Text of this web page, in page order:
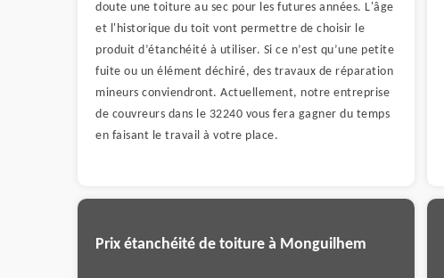
doute une toiture au sec pour les futures années. L'âge
et l'historique du toit vont permettre de choisir le
produit d’étanchéité à utiliser. Si ce n’est qu’une petite
fuite ou un élément déchiré, des travaux de réparation
mineurs conviendront. Actuellement, notre entreprise
de couvreurs dans le 32240 vous fera gagner du temps
en faisant le travail à votre place.
Prix étanchéité de toiture à Monguilhem